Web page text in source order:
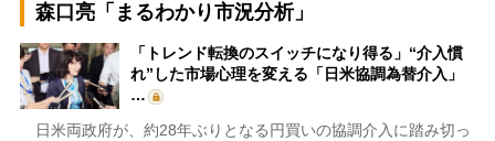
森口亮「まるわかり市況分析」
「トレンド転換のスイッチになり得る」“介入慣
れ”した市場心理を変える「日米協調為替介入」
…
日米両政府が、約28年ぶりとなる円買いの協調介入に踏み切っ